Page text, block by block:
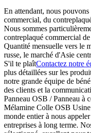
En attendant, nous
commercial, du
Nous sommes
contreplaqué commercial
Quantité mensuelle vers le
russe, le marché d'Asie
S'il te plaîtContactez notre
plus détaillées sur les
notre grande équipe de
des clients et la
Panneau OSB / Panneau à
Mélamine Colle OSB
monde entier à nous
entreprises à long terme.